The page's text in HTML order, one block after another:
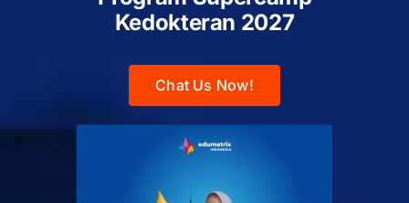
Kedokteran 2027
Chat Us Now!